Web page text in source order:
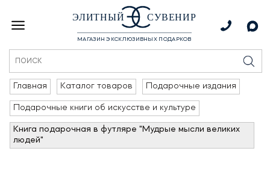
ЭЛИТНЫЙ СУВЕНИР
МАГАЗИН ЭКСКЛЮЗИВНЫХ ПОДАРКОВ
Главная Каталог товаров Подарочные издания
Подарочные книги об искусстве и культуре
Книга подарочная в футляре "Мудрые мысли великих
людей"